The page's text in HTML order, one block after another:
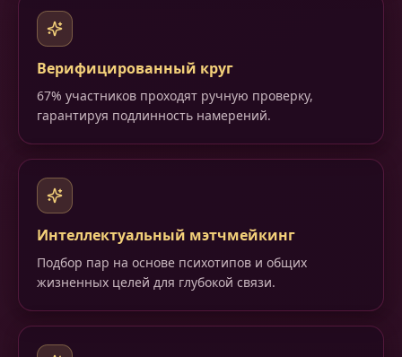
Верифицированный круг
67% участников проходят ручную проверку,
гарантируя подлинность намерений.
Интеллектуальный мэтчмейкинг
Подбор пар на основе психотипов и общих
жизненных целей для глубокой связи.